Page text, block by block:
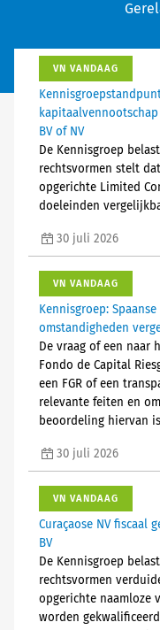
VN VANDAAG
BV of NV
De Kennisgroep
rechtsvormen stelt
opgerichte Limited
doeleinden
30 juli 2026
VN VANDAAG
Kennisgroep:
omstandigheden
De vraag of een naar
Fondo de Capital
een FGR of een
relevante feiten en
beoordeling hiervan
30 juli 2026
VN VANDAAG
Curaçaose NV fiscaal
BV
De Kennisgroep
rechtsvormen
opgerichte naamloze
worden